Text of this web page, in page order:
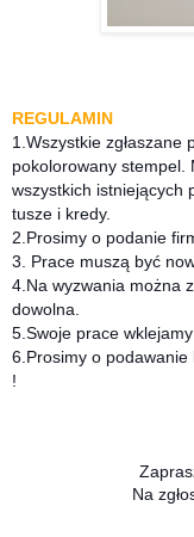
REGULAMIN
1.Wszystkie zgłaszane
pokolorowany stempel.
wszystkich istniejących
tusze i kredy.
2.Prosimy o podanie
3. Prace muszą być
4.Na wyzwania można
dowolna.
5.Swoje prace
6.Prosimy o podawanie
!
Na